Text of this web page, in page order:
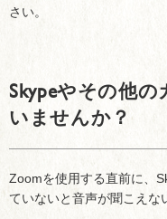
さい。
Skypeやその他
いませんか？
Zoomを使用する直前に、
ていないと音声が聞こえな